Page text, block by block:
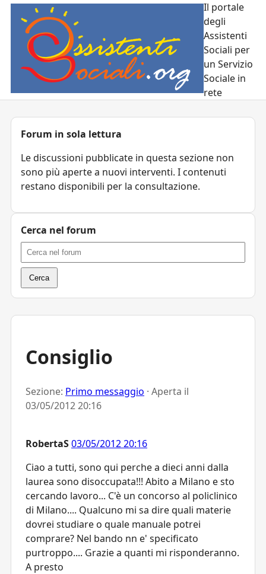
Il portale
degli
Assistenti
Sociali per
un Servizio
Sociale in
rete
Consiglio
Sezione: Primo messaggio · Aperta il
03/05/2012 20:16
RobertaS03/05/2012 20:16
Ciao a tutti, sono qui perche a dieci anni dalla
laurea sono disoccupata!!! Abito a Milano e sto
cercando lavoro... C'è un concorso al policlinico
di Milano.... Qualcuno mi sa dire quali materie
dovrei studiare o quale manuale potrei
comprare? Nel bando nn e' specificato
purtroppo.... Grazie a quanti mi risponderanno.
A presto
Forum in sola lettura
Le discussioni pubblicate in questa sezione non
sono più aperte a nuovi interventi. I contenuti
restano disponibili per la consultazione.
Cerca nel forum
Cerca